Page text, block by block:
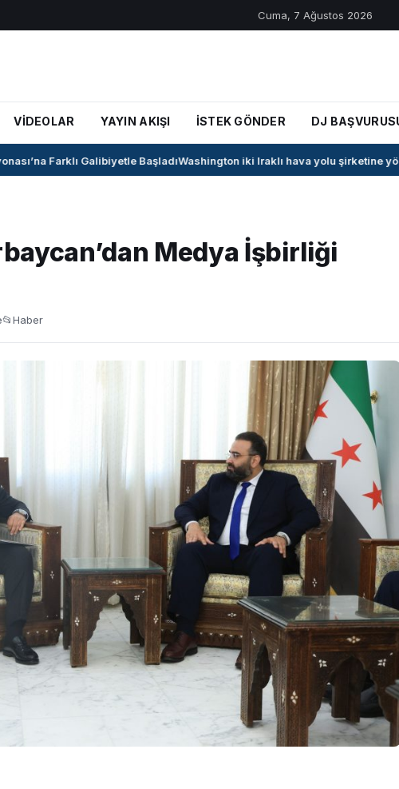
Cuma, 7 Ağustos 2026
VİDEOLAR YAYIN AKIŞI İSTEK GÖNDER DJ
Farklı Galibiyetle BaşladıWashington iki Iraklı hava yolu şirketine
Medya İşbirliği
📂Haber